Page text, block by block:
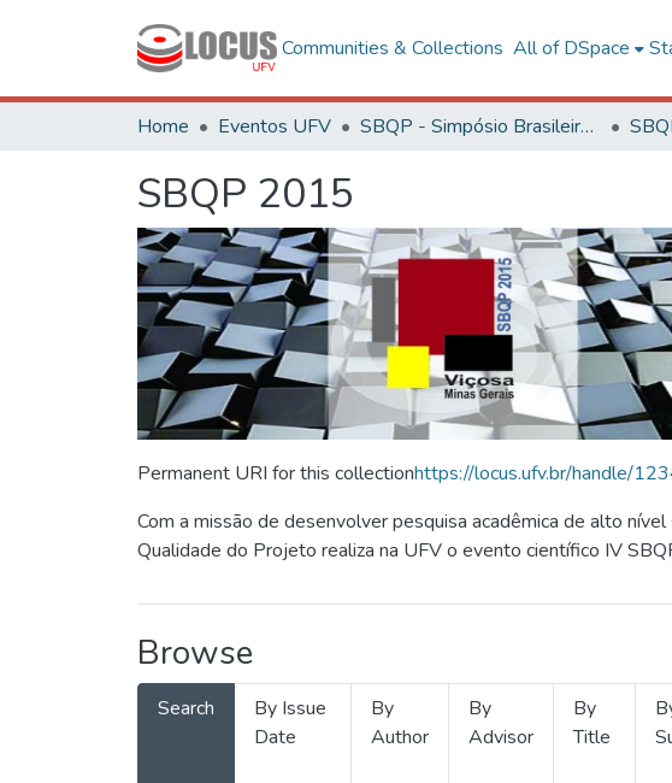
Communities & Collections All of DSpace
Home Eventos UFV SBQP - Simpósio Brasileiro de Qualidade do Projeto no Ambiente Construído
SBQP 2015
Permanent URI for this collectionhttps://locus.ufv.br/handle/
Com a missão de desenvolver pesquisa acadêmica de alto
Qualidade do Projeto realiza na UFV o evento científico IV
Browse
Search
By Issue
Date
By
Author
By
Advisor
By
Title